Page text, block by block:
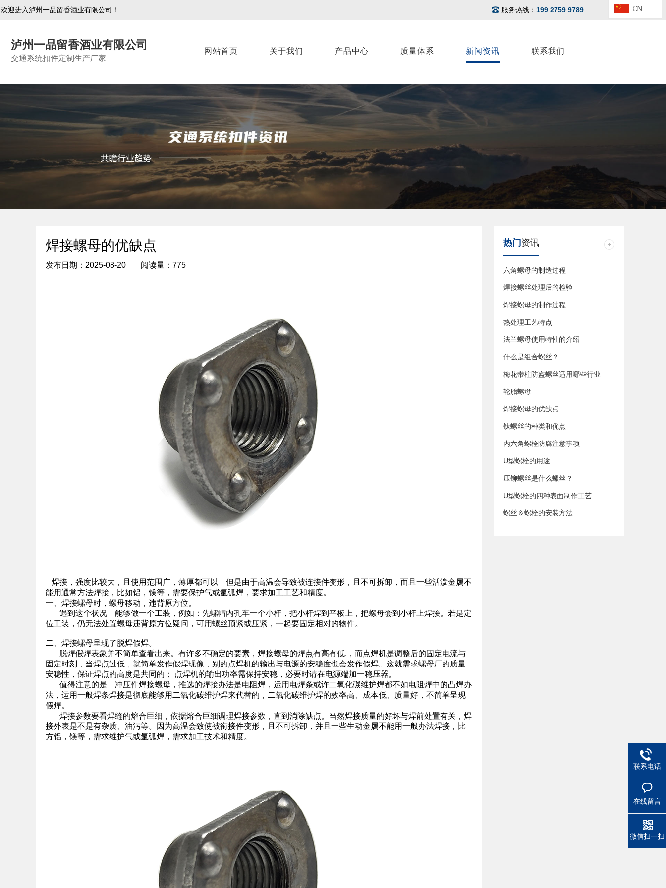
欢迎进入泸州一品留香酒业有限公司！ 服务热线： 199 2759 9789
泸州一品留香酒业有限公司
交通系统扣件定制生产厂家
网站首页 关于我们 产品中心 质量体系 新闻资讯 联系我们
焊接螺母的优缺点
发布日期：2025-08-20 阅读量：775
焊接，强度比较大，且使用范围广，薄厚都可以，但是由于高温会导致被连接件变形，且不可拆卸，而且一些活泼金属不
能用通常方法焊接，比如铝，镁等，需要保护气或氩弧焊，要求加工工艺和精度。
一、焊接螺母时，螺母移动，违背原方位。
遇到这个状况，能够做一个工装，例如：先螺帽内孔车一个小杆，把小杆焊到平板上，把螺母套到小杆上焊接。若是定
位工装，仍无法处置螺母违背原方位疑问，可用螺丝顶紧或压紧，一起要固定相对的物件。
二、焊接螺母呈现了脱焊假焊。
脱焊假焊表象并不简单查看出来。有许多不确定的要素，焊接螺母的焊点有高有低,，而点焊机是调整后的固定电流与
固定时刻，当焊点过低，就简单发作假焊现像，别的点焊机的输出与电源的安稳度也会发作假焊。这就需求螺母厂的质量
安稳性，保证焊点的高度是共同的； 点焊机的输出功率需保持安稳，必要时请在电源端加一稳压器。
值得注意的是：冲压件焊接螺母，推选的焊接办法是电阻焊，运用电焊条或许二氧化碳维护焊都不如电阻焊中的凸焊办
法，运用一般焊条焊接是彻底能够用二氧化碳维护焊来代替的，二氧化碳维护焊的效率高、成本低、质量好，不简单呈现
假焊。
焊接参数要看焊缝的熔合巨细，依据熔合巨细调理焊接参数，直到消除缺点。当然焊接质量的好坏与焊前处置有关，焊
接外表是不是有杂质、油污等。因为高温会致使被衔接件变形，且不可拆卸，并且一些生动金属不能用一般办法焊接，比
方铝，镁等，需求维护气或氩弧焊，需求加工技术和精度。
热门 资讯
六角螺母的制造过程
焊接螺丝处理后的检验
焊接螺母的制作过程
热处理工艺特点
法兰螺母使用特性的介绍
什么是组合螺丝？
梅花带柱防盗螺丝适用哪些行业
轮胎螺母
焊接螺母的优缺点
钛螺丝的种类和优点
内六角螺栓防腐注意事项
U型螺栓的用途
压铆螺丝是什么螺丝？
U型螺栓的四种表面制作工艺
螺丝＆螺栓的安装方法
联系电话
在线留言
微信扫一扫